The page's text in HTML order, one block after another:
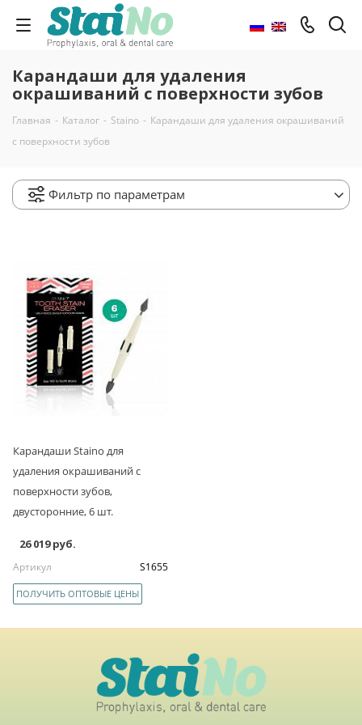
Карандаши для удаления
окрашиваний с поверхности зубов
Главная - Каталог - Staino - Карандаши для удаления окрашиваний
с поверхности зубов
Фильтр по параметрам
Карандаши Staino для
удаления окрашиваний с
поверхности зубов,
двусторонние, 6 шт.
26 019 руб.
Артикул S1655
ПОЛУЧИТЬ ОПТОВЫЕ ЦЕНЫ